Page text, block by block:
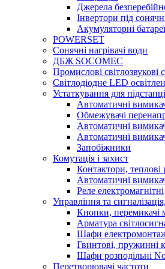
Джерела
Інвертори під
Акумуляторні батареї
POWERSET
Сонячні нагрівачі води
ДБЖ SOCOMEC
Промислові світлозвукові
Світлодіодне LED
Устаткування для
Автоматичні
Обмежувачі
Автоматичні
Автоматичні
Запобіжники
Комутація і захист
Контактори, теплові
Автоматичні
Реле електромагнітні
Управління та
Кнопки, перемикачі
Арматура
Шафи
Гвинтові, пружинні
Шафи розподільні
Перетворювачі частоти